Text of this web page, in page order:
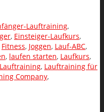
Lauftraining,
, Einsteiger-Laufkurs,
Fitness, Joggen, Lauf-ABC,
, laufen starten, Laufkurs,
Lauftraining, Lauftraining für
Company,